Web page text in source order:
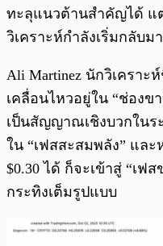
ทะลุแนวต้านสำคัญได้ แ
วิเคราะห์กำลังเริ่มกลับม
Ali Martinez นักวิเคราะ
เคลื่อนไหวอยู่ใน “ช่องขา
เป็นสัญญาณเชิงบวกในร
ใน “เฟสสะสมพลัง” แล
$0.30 ได้ ก็จะเข้าสู่ “เฟ
กระทิงเต็มรูปแบบ